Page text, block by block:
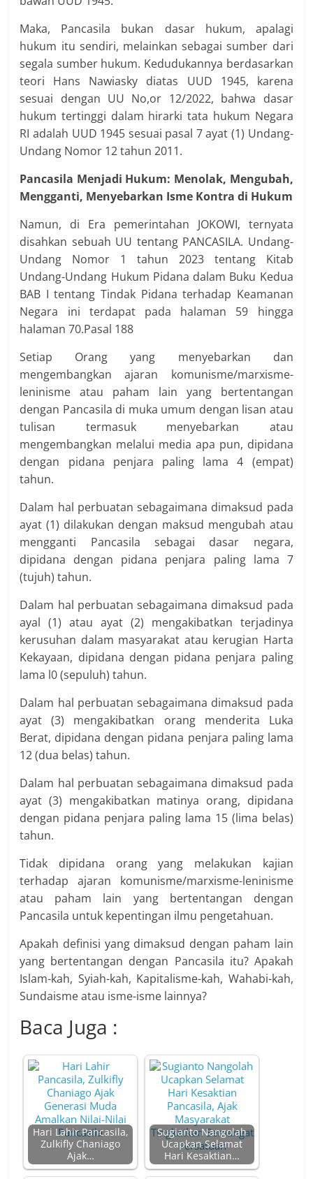
Maka, Pancasila bukan dasar hukum, apalagi
hukum itu sendiri, melainkan sebagai sumber dari
segala sumber hukum. Kedudukannya berdasarkan
teori Hans Nawiasky diatas UUD 1945, karena
sesuai dengan UU No,or 12/2022, bahwa dasar
hukum tertinggi dalam hirarki tata hukum Negara
RI adalah UUD 1945 sesuai pasal 7 ayat (1) Undang-
Undang Nomor 12 tahun 2011.
Pancasila Menjadi Hukum: Menolak, Mengubah,
Mengganti, Menyebarkan Isme Kontra di Hukum
Namun, di Era pemerintahan JOKOWI, ternyata
disahkan sebuah UU tentang PANCASILA. Undang-
Undang Nomor 1 tahun 2023 tentang Kitab
Undang-Undang Hukum Pidana dalam Buku Kedua
BAB I tentang Tindak Pidana terhadap Keamanan
Negara ini terdapat pada halaman 59 hingga
halaman 70.Pasal 188
Setiap Orang yang menyebarkan dan
mengembangkan ajaran komunisme/marxisme-
leninisme atau paham lain yang bertentangan
dengan Pancasila di muka umum dengan lisan atau
tulisan termasuk menyebarkan atau
mengembangkan melalui media apa pun, dipidana
dengan pidana penjara paling lama 4 (empat)
tahun.
Dalam hal perbuatan sebagaimana dimaksud pada
ayat (1) dilakukan dengan maksud mengubah atau
mengganti Pancasila sebagai dasar negara,
dipidana dengan pidana penjara paling lama 7
(tujuh) tahun.
Dalam hal perbuatan sebagaimana dimaksud pada
ayal (1) atau ayat (2) mengakibatkan terjadinya
kerusuhan dalam masyarakat atau kerugian Harta
Kekayaan, dipidana dengan pidana penjara paling
lama l0 (sepuluh) tahun.
Dalam hal perbuatan sebagaimana dimaksud pada
ayat (3) mengakibatkan orang menderita Luka
Berat, dipidana dengan pidana penjara paling lama
12 (dua belas) tahun.
Dalam hal perbuatan sebagaimana dimaksud pada
ayat (3) mengakibatkan matinya orang, dipidana
dengan pidana penjara paling lama 15 (lima belas)
tahun.
Tidak dipidana orang yang melakukan kajian
terhadap ajaran komunisme/marxisme-leninisme
atau paham lain yang bertentangan dengan
Pancasila untuk kepentingan ilmu pengetahuan.
Apakah definisi yang dimaksud dengan paham lain
yang bertentangan dengan Pancasila itu? Apakah
Islam-kah, Syiah-kah, Kapitalisme-kah, Wahabi-kah,
Sundaisme atau isme-isme lainnya?
Baca Juga :
Hari Lahir Pancasila,
Zulkifly Chaniago
Ajak…
Sugianto Nangolah
Ucapkan Selamat
Hari Kesaktian…